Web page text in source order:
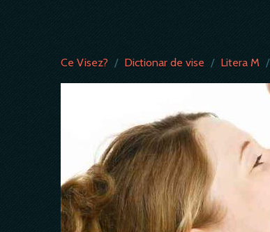
Ce Visez? / Dictionar de vise / Litera M /